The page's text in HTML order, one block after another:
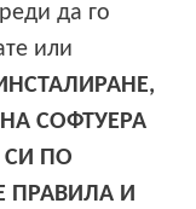
да го
или
СОФТУЕРА
СИ ПО
ПРАВИЛА И